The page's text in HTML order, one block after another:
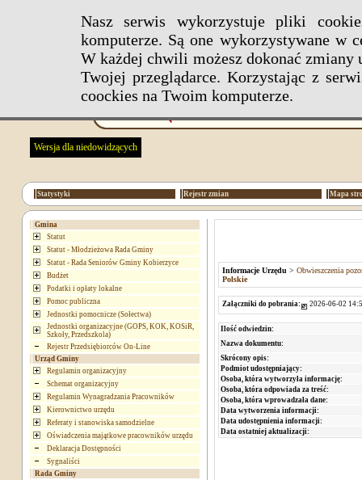
Nasz serwis wykorzystuje pliki
komputerze. Są one wykorzystywane w
W każdej chwili możesz dokonać
Twojej przeglądarce. Korzystając z
coockies na Twoim komputerze.
Wersja dla niedowidzących
Statystyki Rejestr zmian Mapa
Gmina
Statut
Statut - Młodzieżowa Rada Gminy
Statut - Rada Seniorów Gminy Kobierzyce
Budżet
Podatki i opłaty lokalne
Pomoc publiczna
Jednostki pomocnicze (Sołectwa)
Jednostki organizacyjne (GOPS, KOK, KOSiR,
Szkoły, Przedszkola)
Rejestr Przedsiębiorców On-Line
Urząd Gminy
Regulamin organizacyjny
Schemat organizacyjny
Regulamin Wynagradzania Pracowników
Kierownictwo urzędu
Referaty i stanowiska samodzielne
Oświadczenia majątkowe pracowników urzędu
Deklaracja Dostępności
Sygnaliści
Rada Gminy
Informacje Urzędu > Obwieszczenia
Polskie
Załączniki do pobrania: 2026-06-02
Ilość odwiedzin:
Nazwa dokumentu:
Skrócony opis:
Podmiot udostępniający:
Osoba, która wytworzyła informację:
Osoba, która odpowiada za treść:
Osoba, która wprowadzała dane:
Data wytworzenia informacji:
Data udostępnienia informacji:
Data ostatniej aktualizacji: